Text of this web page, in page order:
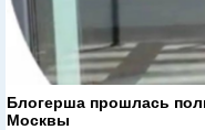
Блогерша прошлась
Москвы